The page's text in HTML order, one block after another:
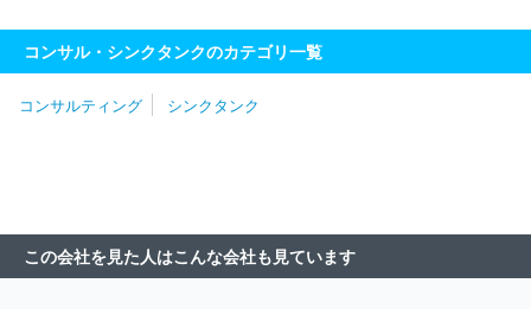
ューションズ
株式会社マネジメントソリューションズ
ＷＤＢエ
ウレカ株式会社
株式会社リブ・コンサルティング
社
レクストホールディングス株式会社
ビジネスコンサルタント
株式会社武蔵野 株式会社ＣＳ－Ｃ
株
式会社ローランド・ベルガー
株式会社ロックフィールド
社Ｉ２Ｃ
株式会社ダイレクトマーケティンググループ
株式会社
コンサル・シンクタンクのカテゴリ一覧
コンサルティング シンクタンク
この会社を見た人はこんな会社も見ています